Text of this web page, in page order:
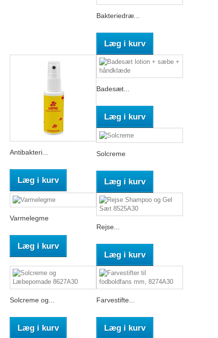
Bakteriedræ...
Læg i kurv
Antibakteri...
Læg i kurv
Badesæt...
Læg i kurv
Solcreme
Læg i kurv
Varmelegme
Læg i kurv
Rejse...
Læg i kurv
Solcreme og...
Læg i kurv
Farvestifte...
Læg i kurv